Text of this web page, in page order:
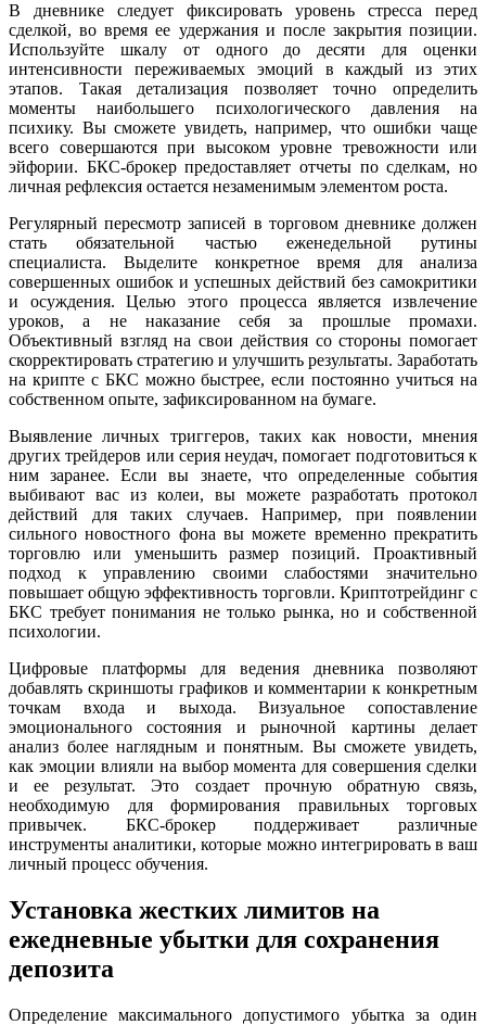
В дневнике следует фиксировать уровень стресса перед
сделкой, во время ее удержания и после закрытия позиции.
Используйте шкалу от одного до десяти для оценки
интенсивности переживаемых эмоций в каждый из этих
этапов. Такая детализация позволяет точно определить
моменты наибольшего психологического давления на
психику. Вы сможете увидеть, например, что ошибки чаще
всего совершаются при высоком уровне тревожности или
эйфории. БКС-брокер предоставляет отчеты по сделкам, но
личная рефлексия остается незаменимым элементом роста.
Регулярный пересмотр записей в торговом дневнике должен
стать обязательной частью еженедельной рутины
специалиста. Выделите конкретное время для анализа
совершенных ошибок и успешных действий без самокритики
и осуждения. Целью этого процесса является извлечение
уроков, а не наказание себя за прошлые промахи.
Объективный взгляд на свои действия со стороны помогает
скорректировать стратегию и улучшить результаты. Заработать
на крипте с БКС можно быстрее, если постоянно учиться на
собственном опыте, зафиксированном на бумаге.
Выявление личных триггеров, таких как новости, мнения
других трейдеров или серия неудач, помогает подготовиться к
ним заранее. Если вы знаете, что определенные события
выбивают вас из колеи, вы можете разработать протокол
действий для таких случаев. Например, при появлении
сильного новостного фона вы можете временно прекратить
торговлю или уменьшить размер позиций. Проактивный
подход к управлению своими слабостями значительно
повышает общую эффективность торговли. Криптотрейдинг с
БКС требует понимания не только рынка, но и собственной
психологии.
Цифровые платформы для ведения дневника позволяют
добавлять скриншоты графиков и комментарии к конкретным
точкам входа и выхода. Визуальное сопоставление
эмоционального состояния и рыночной картины делает
анализ более наглядным и понятным. Вы сможете увидеть,
как эмоции влияли на выбор момента для совершения сделки
и ее результат. Это создает прочную обратную связь,
необходимую для формирования правильных торговых
привычек. БКС-брокер поддерживает различные
инструменты аналитики, которые можно интегрировать в ваш
личный процесс обучения.
Установка жестких лимитов на
ежедневные убытки для сохранения
депозита
Определение максимального допустимого убытка за один